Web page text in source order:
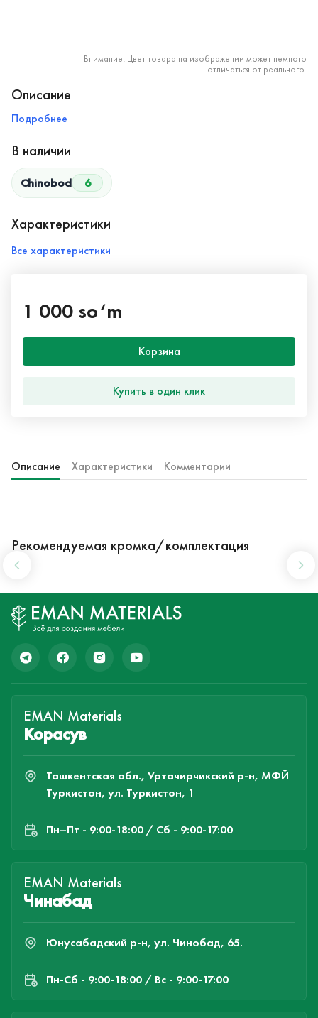
Внимание! Цвет товара на изображении может немного
отличаться от реального.
Описание
Подробнее
В наличии
Chinobod 6
Характеристики
Все характеристики
1 000 so‘m
Корзина
Купить в один клик
Описание Характеристики Комментарии
Рекомендуемая кромка/комплектация
EMAN Materials
Корасув
Ташкентская обл., Уртачирчикский р-н, МФЙ
Туркистон, ул. Туркистон, 1
Пн–Пт - 9:00-18:00 / Сб - 9:00-17:00
EMAN Materials
Чинабад
Юнусабадский р-н, ул. Чинобад, 65.
Пн-Cб - 9:00-18:00 / Вс - 9:00-17:00